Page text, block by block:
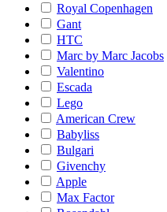
Royal Copenhagen
Gant
HTC
Marc by Marc Jacobs
Valentino
Escada
Lego
American Crew
Babyliss
Bulgari
Givenchy
Apple
Max Factor